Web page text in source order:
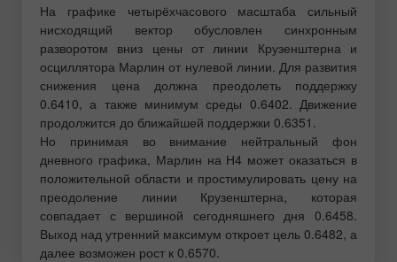
На графике четырёхчасового масштаба сильный
нисходящий вектор обусловлен синхронным
разворотом вниз цены от линии Крузенштерна и
осциллятора Марлин от нулевой линии. Для развития
снижения цена должна преодолеть поддержку
0.6410, а также минимум среды 0.6402. Движение
продолжится до ближайшей поддержки 0.6351.
Но принимая во внимание нейтральный фон
дневного графика, Марлин на Н4 может оказаться в
положительной области и простимулировать цену на
преодоление линии Крузенштерна, которая
совпадает с вершиной сегодняшнего дня 0.6458.
Выход над утренний максимум откроет цель 0.6482, а
далее возможен рост к 0.6570.